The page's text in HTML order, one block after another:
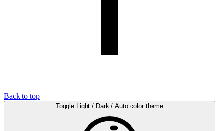
Back to top
Toggle Light / Dark / Auto color theme